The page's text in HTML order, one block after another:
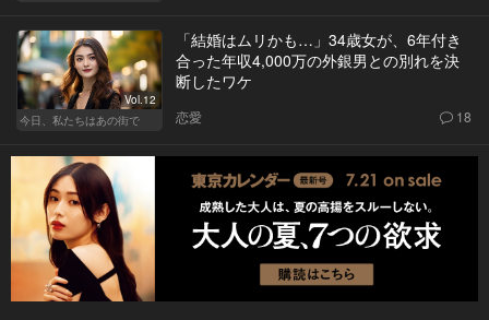
Vol.12
今日、私たちはあの街で
「結婚はムリかも…」34歳女が、6年付き
合った年収4,000万の外銀男との別れを決
断したワケ
恋愛 18